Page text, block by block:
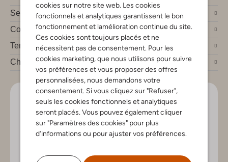
cookies sur notre site web. Les cookies
fonctionnels et analytiques garantissent le bon
fonctionnement et lamélioration continue du site.
Ces cookies sont toujours placés et ne
nécessitent pas de consentement. Pour les
cookies marketing, que nous utilisons pour suivre
vos préférences et vous proposer des offres
personnalisées, nous demandons votre
consentement. Si vous cliquez sur "Refuser",
seuls les cookies fonctionnels et analytiques
seront placés. Vous pouvez également cliquer
sur "Paramètres des cookies" pour plus
d’informations ou pour ajuster vos préférences.
Service clients
Compte
Tendances mode
Chez Omoda
Soyez le premier!
Inscrivez-vous à la newsletter pour les nouveaux
arrivants, des conseils de style et offres exclusives